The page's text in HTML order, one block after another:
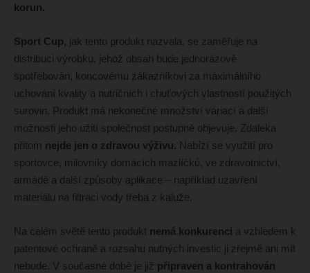
korun.
Sport Cup, jak tento produkt nazvala, se zaměřuje na
distribuci výrobku, jehož obsah bude jednorázově
spotřebován, koncovému zákazníkovi za maximálního
uchování kvality a nutričních i chuťových vlastností použitých
surovin. Produkt má nekonečné množství variací a další
možnosti jeho užití společnost postupně objevuje. Zdaleka
přitom nejde jen o zdravou výživu. Nabízí se využití pro
sportovce, milovníky domácích mazlíčků, ve zdravotnictví,
armádě a další způsoby aplikace – například uzavření
materiálu na filtraci vody třeba z kaluže.
Na celém světě tento produkt nemá konkurenci a vzhledem k
patentové ochraně a rozsahu nutných investic ji zřejmě ani mít
nebude. V současné době je již připraven a kontrahován